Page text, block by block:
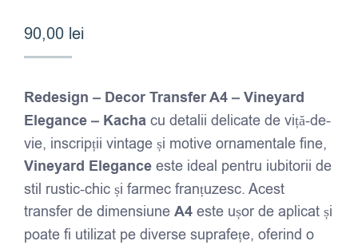
90,00 lei
Redesign – Decor Transfer A4 – Vineyard
Elegance – Kacha cu detalii delicate de viță-de-
vie, inscripții vintage și motive ornamentale fine,
Vineyard Elegance este ideal pentru iubitorii de
stil rustic-chic și farmec franțuzesc. Acest
transfer de dimensiune A4 este ușor de aplicat și
poate fi utilizat pe diverse suprafețe, oferind o